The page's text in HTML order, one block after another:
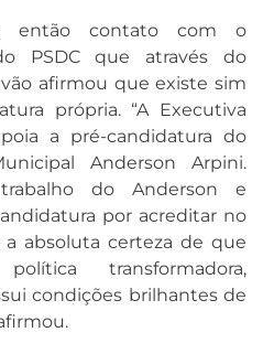
então contato com o
PSDC que através do
afirmou que existe sim
própria. “A Executiva
a pré-candidatura do
Anderson Arpini.
do Anderson e
por acreditar no
absoluta certeza de que
transformadora,
condições brilhantes de